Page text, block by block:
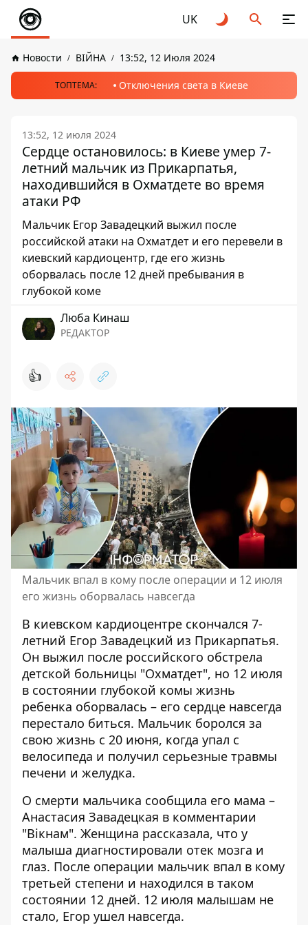
UK
Новости ВІЙНА 13:52, 12 Июля 2024
ТОПТЕМА: Отключения света в Киеве
13:52, 12 июля 2024
Сердце остановилось: в Киеве умер 7-
летний мальчик из Прикарпатья,
находившийся в Охматдете во время
атаки РФ
Мальчик Егор Завадецкий выжил после
российской атаки на Охматдет и его перевели в
киевский кардиоцентр, где его жизнь
оборвалась после 12 дней пребывания в
глубокой коме
Люба Кинаш
РЕДАКТОР
👍
Мальчик впал в кому после операции и 12 июля
его жизнь оборвалась навсегда
В киевском кардиоцентре скончался 7-
летний Егор Завадецкий из Прикарпатья.
Он выжил после российского обстрела
детской больницы "Охматдет", но 12 июля
в состоянии глубокой комы жизнь
ребенка оборвалась – его сердце навсегда
перестало биться. Мальчик боролся за
свою жизнь с 20 июня, когда упал с
велосипеда и получил серьезные травмы
печени и желудка.
О смерти мальчика сообщила его мама –
Анастасия Завадецкая в комментарии
"Вікнам". Женщина рассказала, что у
малыша диагностировали отек мозга и
глаз. После операции мальчик впал в кому
третьей степени и находился в таком
состоянии 12 дней. 12 июля малышам не
стало, Егор ушел навсегда.